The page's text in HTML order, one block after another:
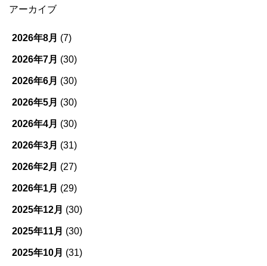
ゴ
ー
アーカイブ
2026年8月 (7)
2026年7月 (30)
2026年6月 (30)
2026年5月 (30)
2026年4月 (30)
2026年3月 (31)
2026年2月 (27)
2026年1月 (29)
2025年12月 (30)
2025年11月 (30)
2025年10月 (31)